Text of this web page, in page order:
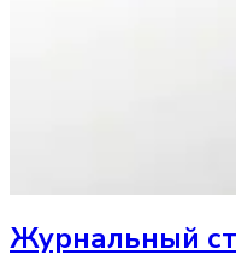
Журнальный